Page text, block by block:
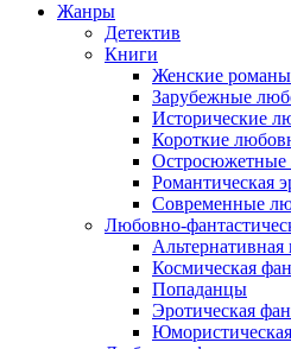
Жанры
Детектив
Книги
Женские романы
Зарубежные
Исторические
Короткие
Романтическая
Современные
Любовно-
Альтернативная
Космическая
Попаданцы
Эротическая